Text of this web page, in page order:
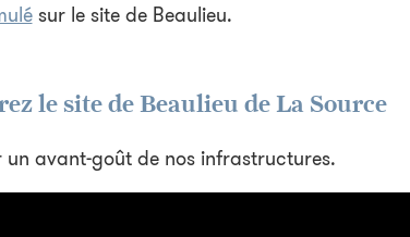
sur le site de Beaulieu.
le site de Beaulieu de La Source
un avant-goût de nos infrastructures.